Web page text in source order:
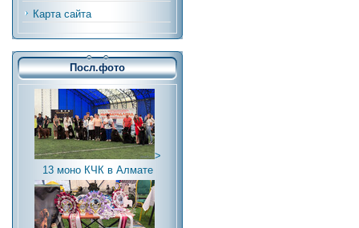
Карта сайта
Посл.фото
>
13 моно КЧК в Алмате